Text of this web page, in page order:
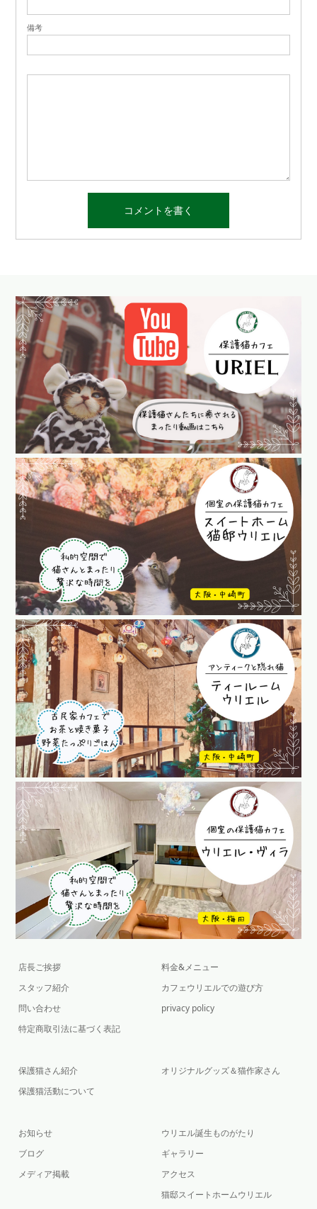
備考
店長ご挨拶
スタッフ紹介
問い合わせ
特定商取引法に基づく表記
料金&メニュー
カフェウリエルでの遊び方
privacy policy
保護猫さん紹介
保護猫活動について
オリジナルグッズ＆猫作家さん
お知らせ
ブログ
メディア掲載
ウリエル誕生ものがたり
ギャラリー
アクセス
猫邸スイートホームウリエル